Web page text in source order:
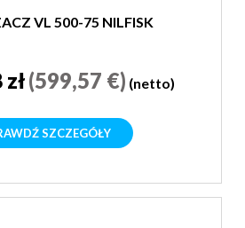
VL 500-75 NILFISK
(599,57 €) (netto)
SZCZEGÓŁY